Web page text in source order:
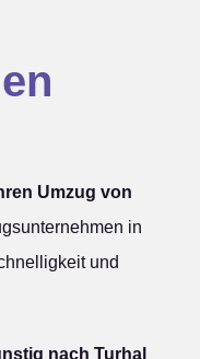
Umzug von
in
und
nach Turhal